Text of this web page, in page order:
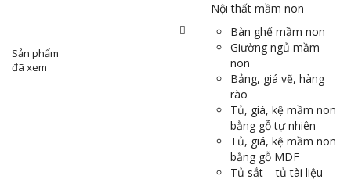
Sản phẩm
đã xem
Nội thất mầm non
Bàn ghế mầm non
Giường ngủ mầm
non
Bảng, giá vẽ, hàng
rào
Tủ, giá, kệ mầm non
bằng gỗ tự nhiên
Tủ, giá, kệ mầm non
bằng gỗ MDF
Tủ sắt – tủ tài liệu